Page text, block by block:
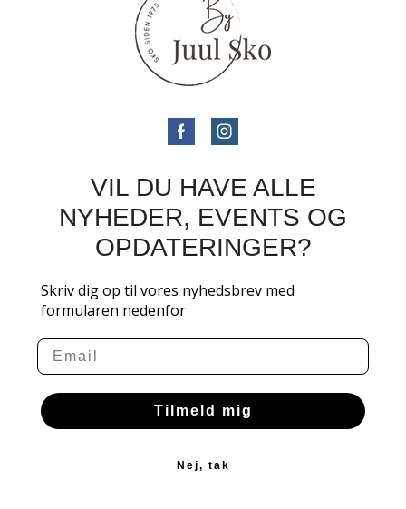
VIL DU HAVE ALLE
NYHEDER, EVENTS OG
OPDATERINGER?
Skriv dig op til vores nyhedsbrev med
formularen nedenfor
Email
Tilmeld mig
Nej, tak